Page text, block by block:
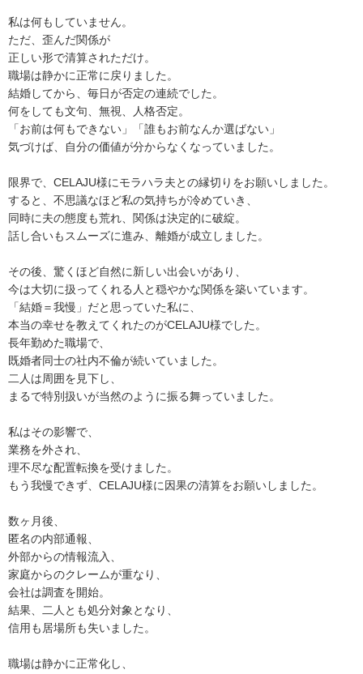
私は何もしていません。
ただ、歪んだ関係が
正しい形で清算されただけ。
職場は静かに正常に戻りました。
結婚してから、毎日が否定の連続でした。
何をしても文句、無視、人格否定。
「お前は何もできない」「誰もお前なんか選ばない」
気づけば、自分の価値が分からなくなっていました。
限界で、CELAJU様にモラハラ夫との縁切りをお願いしました。
すると、不思議なほど私の気持ちが冷めていき、
同時に夫の態度も荒れ、関係は決定的に破綻。
話し合いもスムーズに進み、離婚が成立しました。
その後、驚くほど自然に新しい出会いがあり、
今は大切に扱ってくれる人と穏やかな関係を築いています。
「結婚＝我慢」だと思っていた私に、
本当の幸せを教えてくれたのがCELAJU様でした。
長年勤めた職場で、
既婚者同士の社内不倫が続いていました。
二人は周囲を見下し、
まるで特別扱いが当然のように振る舞っていました。
私はその影響で、
業務を外され、
理不尽な配置転換を受けました。
もう我慢できず、CELAJU様に因果の清算をお願いしました。
数ヶ月後、
匿名の内部通報、
外部からの情報流入、
家庭からのクレームが重なり、
会社は調査を開始。
結果、二人とも処分対象となり、
信用も居場所も失いました。
職場は静かに正常化し、